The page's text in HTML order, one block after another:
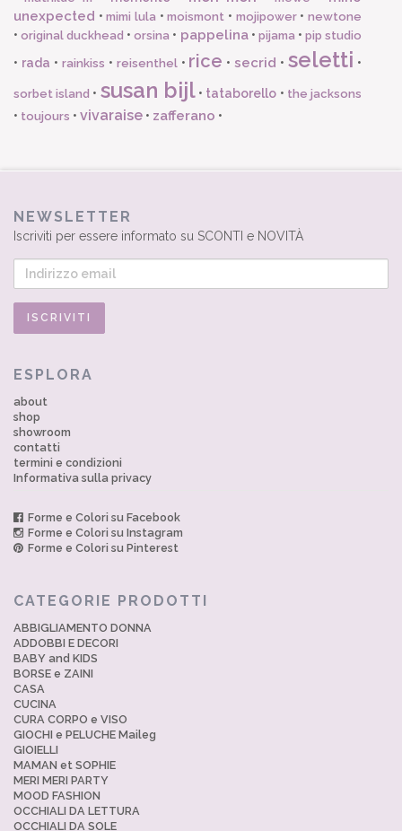
unexpected •mimi lula •moismont • mojipower•newtone
•original duckhead •orsina • pappelina• pijama • pip studio
• rada • rainkiss • reisenthel• rice •secrid •seletti •
sorbet island • susan bijl• tataborello • the jacksons
• toujours • vivaraise • zafferano •
NEWSLETTER
Iscriviti per essere informato su SCONTI e NOVITÀ
ESPLORA
about
shop
showroom
contatti
termini e condizioni
Informativa sulla privacy
Forme e Colori su Facebook
Forme e Colori su Instagram
Forme e Colori su Pinterest
CATEGORIE PRODOTTI
ABBIGLIAMENTO DONNA
ADDOBBI E DECORI
BABY and KIDS
BORSE e ZAINI
CASA
CUCINA
CURA CORPO e VISO
GIOCHI e PELUCHE Maileg
GIOIELLI
MAMAN et SOPHIE
MERI MERI PARTY
MOOD FASHION
OCCHIALI DA LETTURA
OCCHIALI DA SOLE